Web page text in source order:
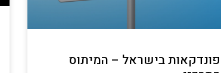
פונדקאות בישראל – המיתוס